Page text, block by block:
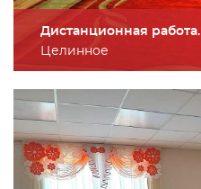
Дистанционная работа.
Целинное